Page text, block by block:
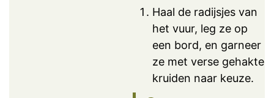
Haal de radijsjes van
het vuur, leg ze op
een bord, en garneer
ze met verse gehakte
kruiden naar keuze.